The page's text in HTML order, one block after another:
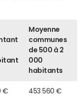
Moyenne
communes
de 500 à 2
000
habitants
€ 453 560 €